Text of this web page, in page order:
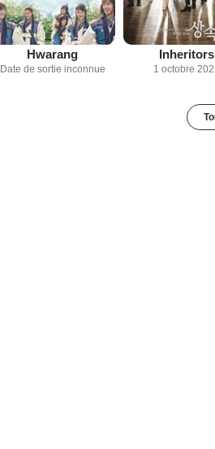
Hwarang
Date de sortie inconnue
Inheritors
1 octobre